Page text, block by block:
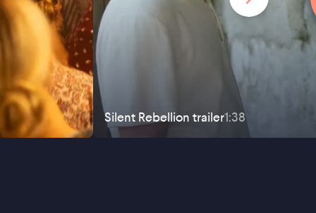
Silent Rebellion trailer1:38